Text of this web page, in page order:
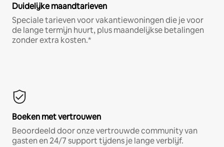
Duidelijke maandtarieven
Speciale tarieven voor vakantiewoningen die je voor
de lange termijn huurt, plus maandelijkse betalingen
zonder extra kosten.*
Boeken met vertrouwen
Beoordeeld door onze vertrouwde community van
gasten en 24/7 support tijdens je lange verblijf.